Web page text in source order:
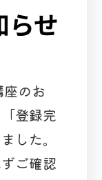
らせ
のお
登録完
した。
ご確認